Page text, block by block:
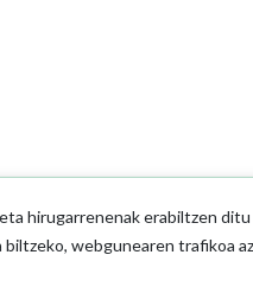
hirugarrenenak erabiltzen
biltzeko, webgunearen trafikoa